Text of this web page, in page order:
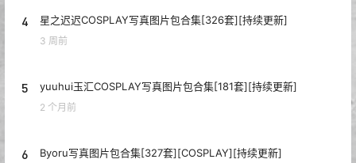
4 星之迟迟COSPLAY写真图片包合集[326套][持续更新]
3 周前
5 yuuhui玉汇COSPLAY写真图片包合集[181套][持续更新]
2 个月前
6 Byoru写真图片包合集[327套][COSPLAY][持续更新]